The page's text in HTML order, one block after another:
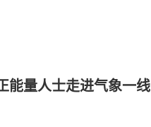
能量人士走进气象一线